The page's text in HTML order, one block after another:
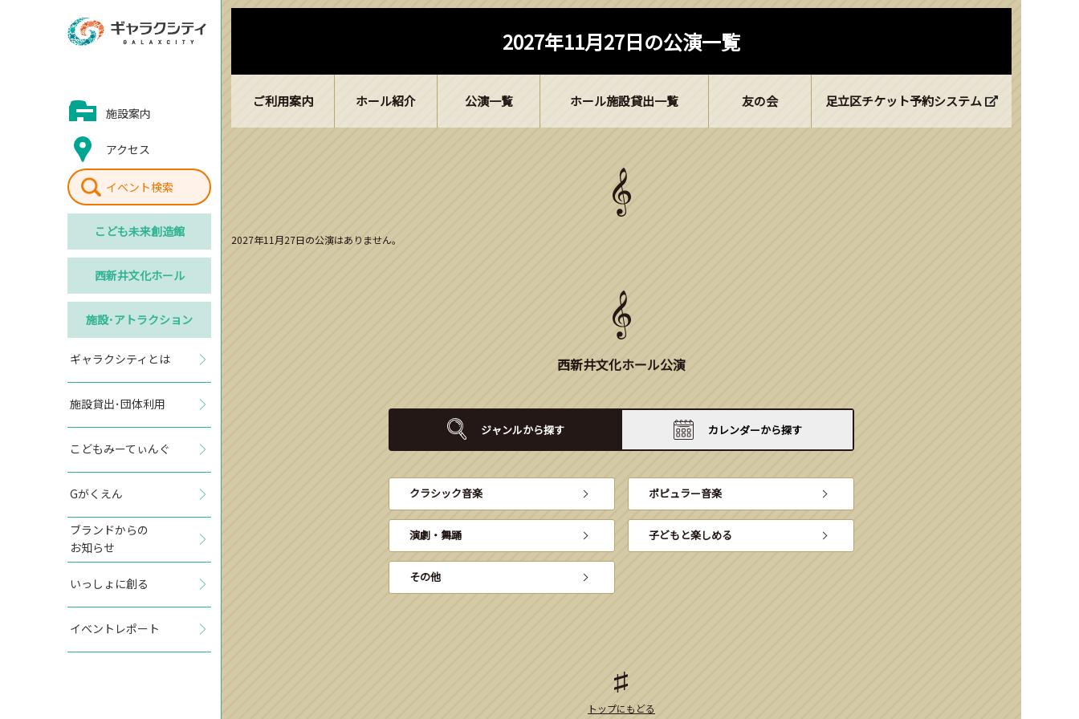
施設案内
アクセス
イベント検索
こども未来創造館
西新井文化ホール
施設･アトラクション
ギャラクシティとは
施設貸出･団体利用
こどもみーてぃんぐ
Gがくえん
ブランドからの
お知らせ
いっしょに創る
イベントレポート
2027年11月27日の公演一覧
ご利用案内 ホール紹介 公演一覧 ホール施設貸出一覧 友の会 足立区チケット予約システム
2027年11月27日の公演はありません。
西新井文化ホール公演
ジャンルから探す カレンダーから探す
クラシック音楽 ポピュラー音楽
演劇・舞踊 子どもと楽しめる
その他
トップにもどる